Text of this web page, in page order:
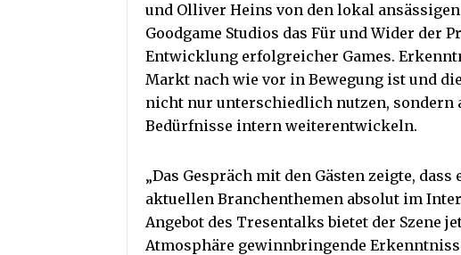
und Olliver Heins von den lokal
Goodgame Studios das Für und Wider der
Entwicklung erfolgreicher Games.
Markt nach wie vor in Bewegung ist und
nicht nur unterschiedlich nutzen,
Bedürfnisse intern weiterentwickeln.
„Das Gespräch mit den Gästen zeigte,
aktuellen Branchenthemen absolut im
Angebot des Tresentalks bietet der Szene
Atmosphäre gewinnbringende